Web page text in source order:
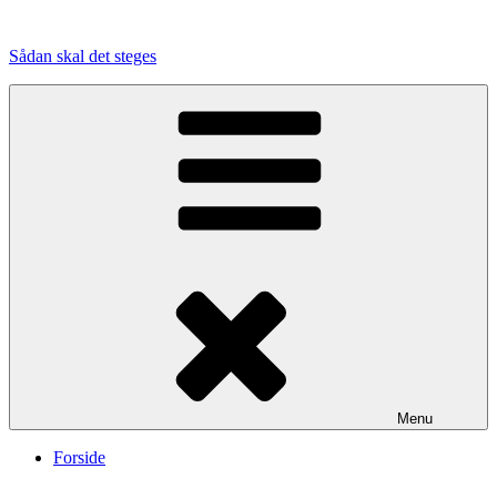
indhold
Sådan skal det steges
Menu
Forside